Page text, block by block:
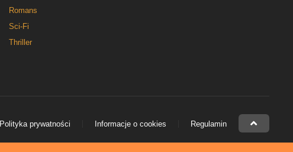
Romans
Sci-Fi
Thriller
Polityka prywatności Informacje o cookies Regulamin